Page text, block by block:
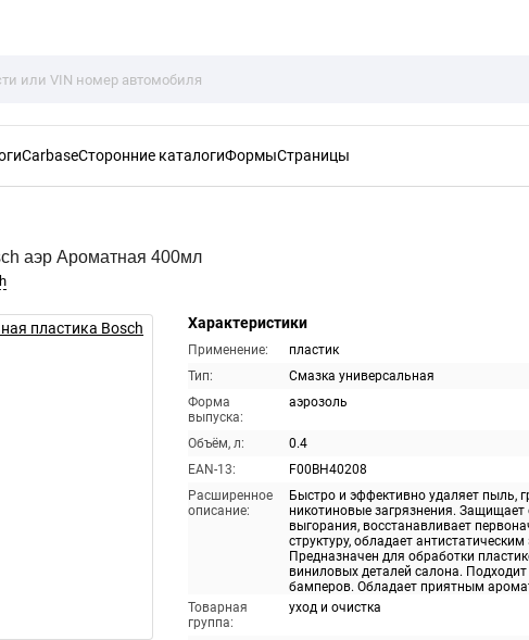
CarbaseСторонние каталогиФормыСтраницы
аэр Ароматная 400мл
Характеристики
Применение:
пластик
Тип:
Смазка универсальная
Форма
выпуска:
аэрозоль
Объём, л:
0.4
EAN-13:
F00BH40208
Расширенное
описание:
Быстро и эффективно удаляет пыль,
никотиновые загрязнения. Защищает
выгорания, восстанавливает
структуру, обладает
Предназначен для обработки
виниловых деталей салона.
бамперов. Обладает приятным
Товарная
группа:
уход и очистка